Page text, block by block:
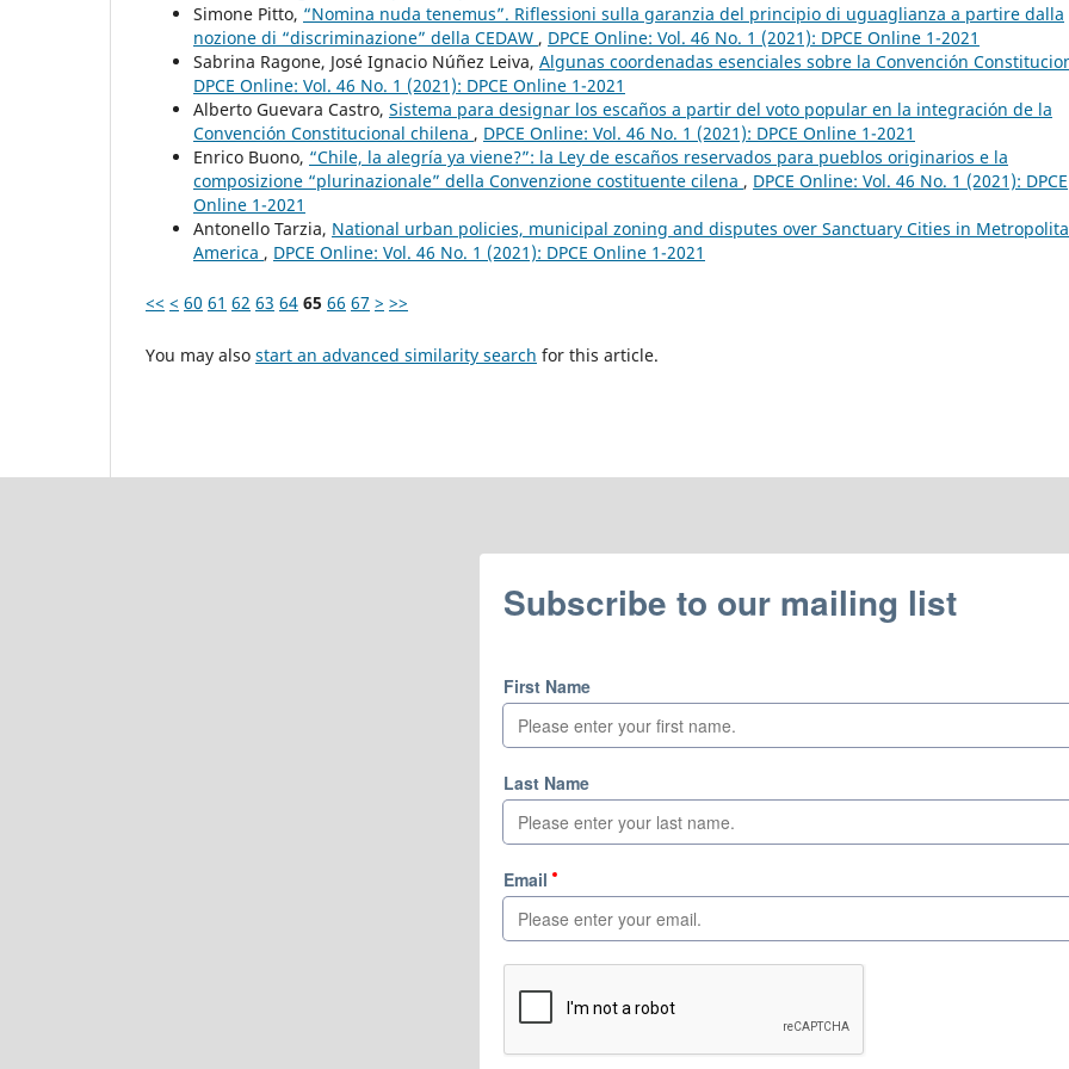
Simone Pitto, “Nomina nuda tenemus”. Riflessioni sulla garanzia del principio di uguaglianza a partire dalla
nozione di “discriminazione” della CEDAW , DPCE Online: Vol. 46 No. 1 (2021): DPCE Online 1-2021
Sabrina Ragone, José Ignacio Núñez Leiva, Algunas coordenadas esenciales sobre la Convención
DPCE Online: Vol. 46 No. 1 (2021): DPCE Online 1-2021
Alberto Guevara Castro, Sistema para designar los escaños a partir del voto popular en la integración de la
Convención Constitucional chilena , DPCE Online: Vol. 46 No. 1 (2021): DPCE Online 1-2021
Enrico Buono, “Chile, la alegría ya viene?”: la Ley de escaños reservados para pueblos originarios e la
composizione “plurinazionale” della Convenzione costituente cilena , DPCE Online: Vol. 46 No. 1 (2021): DPCE
Online 1-2021
Antonello Tarzia, National urban policies, municipal zoning and disputes over Sanctuary Cities in
America , DPCE Online: Vol. 46 No. 1 (2021): DPCE Online 1-2021
<< < 60 61 62 63 64 65 66 67 > >>
You may also start an advanced similarity search for this article.